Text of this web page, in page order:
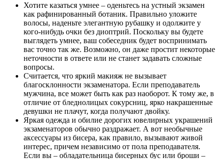
Хотите казаться умнее – оденьтесь на устный экзамен
как рафинированный ботаник. Правильно уложите
волосы, наденьте элегантную рубашку и одолжите у
кого-нибудь очки без диоптрий. Поскольку вы будете
выглядеть умнее, ваш собеседник будет воспринимать
вас точно так же. Возможно, он даже простит некоторые
неточности в ответе или не станет задавать сложные
вопросы.
Считается, что яркий макияж не вызывает
благосклонности экзаменатора. Если преподаватель
мужчина, все может быть как раз наоборот. К тому же, в
отличие от бледнолицых сокурсниц, ярко накрашенные
девушки не плачут, когда получают двойку.
Яркая одежда и обилие дорогих ювелирных украшений
экзаменаторов обычно раздражает. А вот необычные
аксессуары из бисера, как правило, вызывают живой
интерес, причем независимо от пола преподавателя.
Если вы – обладательница бисерных бус или броши –